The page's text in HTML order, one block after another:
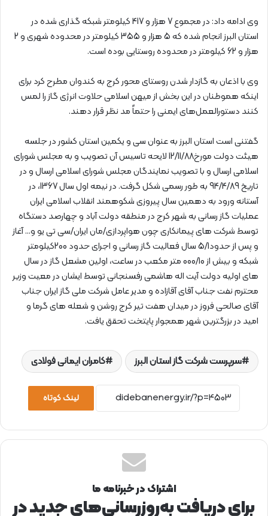
وی ادامه داد: در مجموع 7 هزار و 417 کیلومتر شبکه گذاری شده در
استان البرز انجام شده که 5 هزار و 355 کیلومتر در محدوده شهری و 2
هزار و 62 کیلومتر در محدوده روستایی بوده است.
وی با اذعان به گازدار شدن روستای محور کرج به کندوان مطرح کرد برای
اینکه هموطنان در این بخش از میهن اسلامی حلاوت انرژی گاز را لمس
کنند دستورالعمل‌های ایمنی را حتماً مد نظر قرار دهند.
گفتنی است استان البرز به عنوان سی و یکمین استان کشور در جلسه
هیئت دولت مورخ12/11/88 لایحه تاسیس آن تصویب و به مجلس شورای
اسلامی ارسال و با تصویب نمایندگان مجلس شورای اسلامی ارسال و در
تاریخ 94/4/89 به طور رسمی شکل گرفت. در نیمه اول سال 1367، در
آستانه ورود به دهمین سال پیروزی شکوهمند انقلاب اسلامی ایران
عملیات گاز رسانی به شهر کرج در منطقه دولت آباد و چهارصد دستگاه
توسط شرکت های پیمانکاری چون هواپردازی/مان ایران/سی تی یو و… آغاز
و پس از حدود5/1 سال فعالیت گاز رسانی و اجرای حدود 200کیلومتر
شبکه و بیش از 000/10 متر مکعب در ساعت، اولین مشعل گاز در سال
های اولیه دولت آیت اله هاشمی رفسنجانی توسط ایشان در معیت وزیر
محترم نفت جناب آقای آقازاده و مدیر عامل شرکت ملی گاز ایران جناب
آقای صالحی فروز در میدان هفت تیر کرج روشن و شعله های گرما و
امید در بزرگترین شهر همجوار پایتخت تحقق یافت.
سرپرست شرکت گاز استان البرز کامران ایمانی فولادی
لینک کوتاه
اشتراک در خبرنامه ما
برای دریافت به‌روزرسانی‌های جدید در